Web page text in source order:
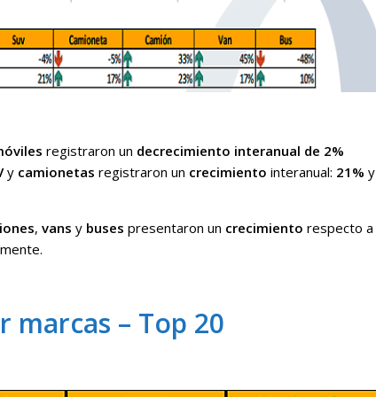
registraron un decrecimiento interanual de 2%
y camionetas registraron un crecimiento interanual: 21% y
, vans y buses presentaron un crecimiento respecto a
marcas – Top 20